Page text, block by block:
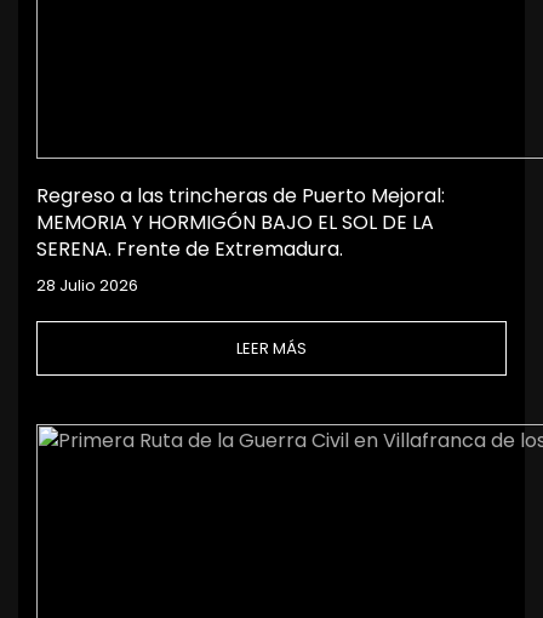
Regreso a las trincheras de Puerto Mejoral:
MEMORIA Y HORMIGÓN BAJO EL SOL DE LA
SERENA. Frente de Extremadura.
28 Julio 2026
LEER MÁS